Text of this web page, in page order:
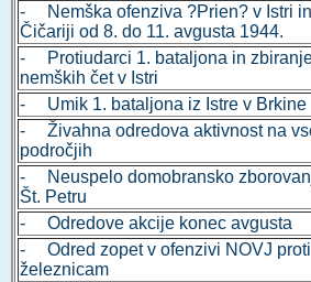
- Nemška ofenziva ?Prien? v Istri in
Čičariji od 8. do 11. avgusta 1944.
- Protiudarci 1. bataljona in
nemških čet v Istri
- Umik 1. bataljona iz Istre v Brkine
- Živahna odredova aktivnost na
področjih
- Neuspelo domobransko
Št. Petru
- Odredove akcije konec avgusta
- Odred zopet v ofenzivi NOVJ proti
železnicam